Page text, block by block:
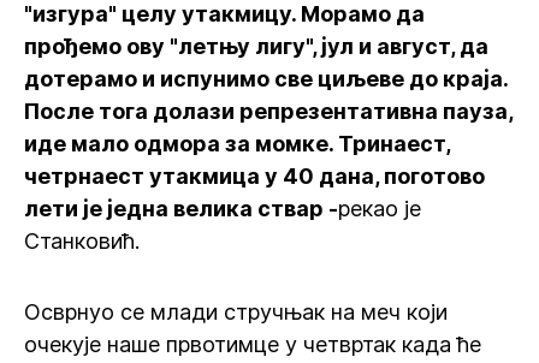
"изгура" целу утакмицу. Морамо да
прођемо ову "летњу лигу", јул и август, да
дотерамо и испунимо све циљеве до краја.
После тога долази репрезентативна пауза,
иде мало одмора за момке. Тринаест,
четрнаест утакмица у 40 дана, поготово
лети је једна велика ствар -рекао је
Станковић.
Осврнуо се млади стручњак на меч који
очекује наше првотимце у четвртак када ће